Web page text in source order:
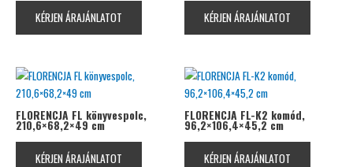
KÉRJEN ÁRAJÁNLATOT KÉRJEN ÁRAJÁNLATOT
FLORENCJA FL könyvespolc,
210,6×68,2×49 cm
KÉRJEN ÁRAJÁNLATOT
FLORENCJA FL-K2 komód,
96,2×106,4×45,2 cm
KÉRJEN ÁRAJÁNLATOT